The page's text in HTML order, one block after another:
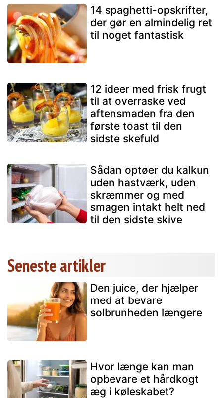
14 spaghetti-opskrifter,
der gør en almindelig ret
til noget fantastisk
12 ideer med frisk frugt
til at overraske ved
aftensmaden fra den
første toast til den
sidste skefuld
Sådan optøer du kalkun
uden hastværk, uden
skræmmer og med
smagen intakt helt ned
til den sidste skive
Seneste artikler
Den juice, der hjælper
med at bevare
solbrunheden længere
Hvor længe kan man
opbevare et hårdkogt
æg i køleskabet?